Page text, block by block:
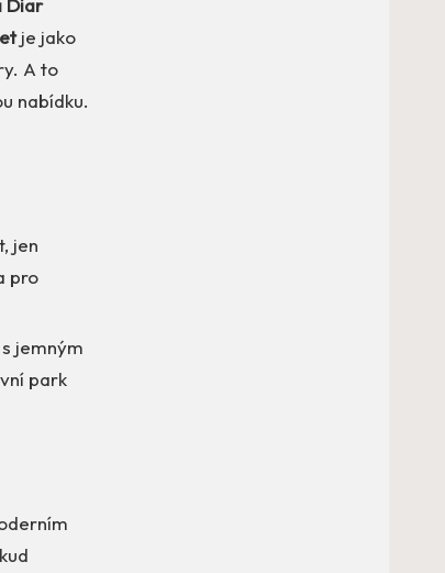
je jako
A to
nabídku.
jen
pro
jemným
park